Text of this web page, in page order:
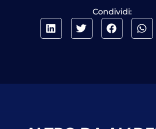
Condividi: